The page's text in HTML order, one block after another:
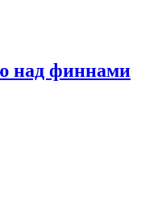
над финнами